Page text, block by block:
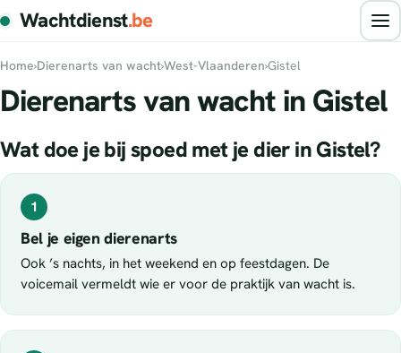
Wachtdienst.be
Home›Dierenarts van wacht›West-Vlaanderen›Gistel
Dierenarts van wacht in Gistel
Wat doe je bij spoed met je dier in Gistel?
1
Bel je eigen dierenarts
Ook ’s nachts, in het weekend en op feestdagen. De
voicemail vermeldt wie er voor de praktijk van wacht is.